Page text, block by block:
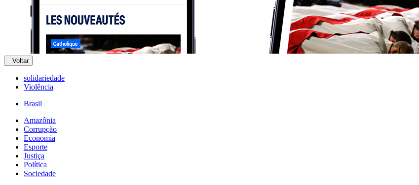
Voltar
solidariedade
Violência
Brasil
Amazônia
Corrupção
Economia
Esporte
Justiça
Política
Sociedade